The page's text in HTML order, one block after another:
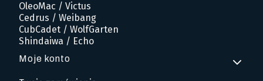
OleoMac / Victus
Cedrus / Weibang
CubCadet / WolfGarten
Shindaiwa / Echo
Moje konto